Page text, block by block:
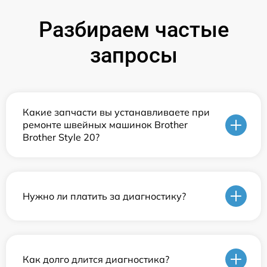
Разбираем частые
запросы
Какие запчасти вы устанавливаете при
ремонте швейных машинок Brother
Brother Style 20?
Нужно ли платить за диагностику?
Как долго длится диагностика?